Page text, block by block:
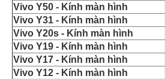
Vivo Y50 - Kính màn hình
Vivo Y31 - Kính màn hình
Vivo Y20s - Kính màn hình
Vivo Y19 - Kính màn hình
Vivo Y17 - Kính màn hình
Vivo Y12 - Kính màn hình